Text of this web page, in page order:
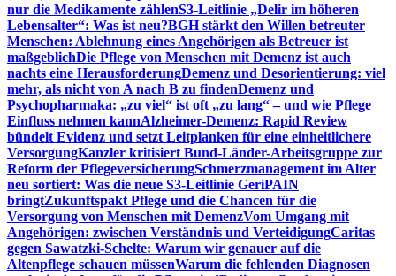
nur die Medikamente zählenS3-Leitlinie „Delir im höheren
Lebensalter“: Was ist neu?BGH stärkt den Willen betreuter
Menschen: Ablehnung eines Angehörigen als Betreuer ist
maßgeblichDie Pflege von Menschen mit Demenz ist auch
nachts eine HerausforderungDemenz und Desorientierung: viel
mehr, als nicht von A nach B zu findenDemenz und
Psychopharmaka: „zu viel“ ist oft „zu lang“ – und wie Pflege
Einfluss nehmen kannAlzheimer-Demenz: Rapid Review
bündelt Evidenz und setzt Leitplanken für eine einheitlichere
VersorgungKanzler kritisiert Bund-Länder-Arbeitsgruppe zur
Reform der PflegeversicherungSchmerzmanagement im Alter
neu sortiert: Was die neue S3-Leitlinie GeriPAIN
bringtZukunftspakt Pflege und die Chancen für die
Versorgung von Menschen mit DemenzVom Umgang mit
Angehörigen: zwischen Verständnis und VerteidigungCaritas
gegen Sawatzki-Schelte: Warum wir genauer auf die
Altenpflege schauen müssenWarum die fehlenden Diagnosen